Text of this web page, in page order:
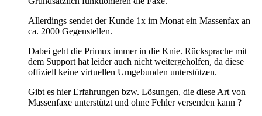
Allerdings sendet der Kunde 1x im Monat ein Massenfax an
ca. 2000 Gegenstellen.
Dabei geht die Primux immer in die Knie. Rücksprache mit
dem Support hat leider auch nicht weitergeholfen, da diese
offiziell keine virtuellen Umgebunden unterstützen.
Gibt es hier Erfahrungen bzw. Lösungen, die diese Art von
Massenfaxe unterstützt und ohne Fehler versenden kann ?